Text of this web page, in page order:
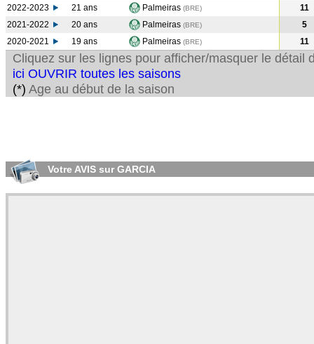
2022-2023
21 ans Palmeiras (BRE)
11
2021-2022
20 ans Palmeiras (BRE)
5
2020-2021
19 ans Palmeiras (BRE) 11
Cliquez sur les lignes pour afficher/masquer le détail
ici OUVRIR toutes les saisons
(*) Age au début de la saison
Votre AVIS sur GARCIA